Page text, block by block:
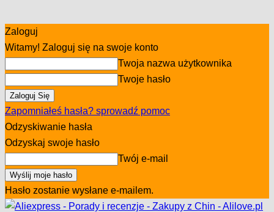
Zaloguj
Witamy! Zaloguj się na swoje konto
Twoja nazwa użytkownika
Twoje hasło
Zapomniałeś hasła? sprowadź pomoc
Odzyskiwanie hasła
Odzyskaj swoje hasło
Twój e-mail
Hasło zostanie wysłane e-mailem.